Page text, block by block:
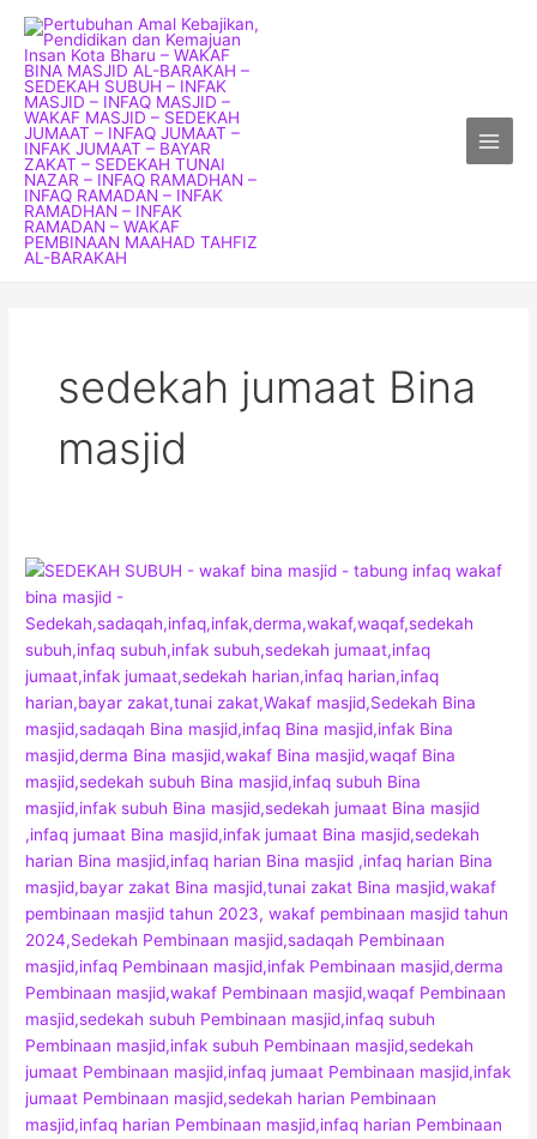
content
sedekah jumaat Bina
masjid
JEMPUT
SEDEKAH
SUBUH
DI
SINI